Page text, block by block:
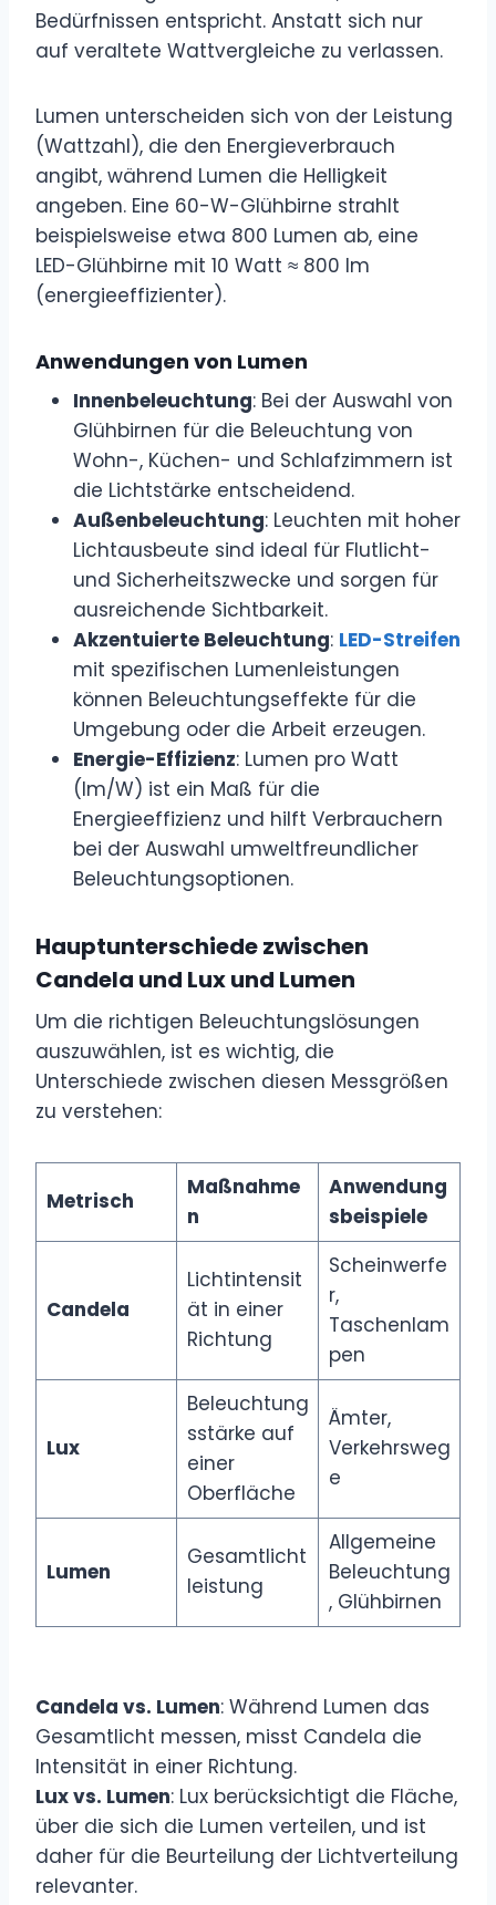
Bedürfnissen entspricht. Anstatt sich nur
auf veraltete Wattvergleiche zu verlassen.
Lumen unterscheiden sich von der Leistung
(Wattzahl), die den Energieverbrauch
angibt, während Lumen die Helligkeit
angeben. Eine 60-W-Glühbirne strahlt
beispielsweise etwa 800 Lumen ab, eine
LED-Glühbirne mit 10 Watt ≈ 800 lm
(energieeffizienter).
Anwendungen von Lumen
Innenbeleuchtung: Bei der Auswahl von
Glühbirnen für die Beleuchtung von
Wohn-, Küchen- und Schlafzimmern ist
die Lichtstärke entscheidend.
Außenbeleuchtung: Leuchten mit hoher
Lichtausbeute sind ideal für Flutlicht-
und Sicherheitszwecke und sorgen für
ausreichende Sichtbarkeit.
Akzentuierte Beleuchtung: LED-Streifen
mit spezifischen Lumenleistungen
können Beleuchtungseffekte für die
Umgebung oder die Arbeit erzeugen.
Energie-Effizienz: Lumen pro Watt
(lm/W) ist ein Maß für die
Energieeffizienz und hilft Verbrauchern
bei der Auswahl umweltfreundlicher
Beleuchtungsoptionen.
Hauptunterschiede zwischen
Candela und Lux und Lumen
Um die richtigen Beleuchtungslösungen
auszuwählen, ist es wichtig, die
Unterschiede zwischen diesen Messgrößen
zu verstehen:
Metrisch
Maßnahme
n
Anwendung
sbeispiele
Candela
Lichtintensit
ät in einer
Richtung
Scheinwerfe
r,
Taschenlam
pen
Lux
Beleuchtung
sstärke auf
einer
Oberfläche
Ämter,
Verkehrsweg
e
Lumen
Gesamtlicht
leistung
Allgemeine
Beleuchtung
, Glühbirnen
Candela vs. Lumen: Während Lumen das
Gesamtlicht messen, misst Candela die
Intensität in einer Richtung.
Lux vs. Lumen: Lux berücksichtigt die Fläche,
über die sich die Lumen verteilen, und ist
daher für die Beurteilung der Lichtverteilung
relevanter.